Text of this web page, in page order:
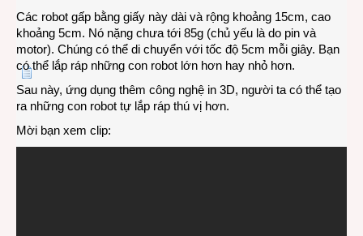
Các robot gấp bằng giấy này dài và rộng khoảng 15cm, cao
khoảng 5cm. Nó nặng chưa tới 85g (chủ yếu là do pin và
motor). Chúng có thể di chuyển với tốc độ 5cm mỗi giây. Bạn
có thể lắp ráp những con robot lớn hơn hay nhỏ hơn.
Sau này, ứng dụng thêm công nghệ in 3D, người ta có thể tạo
ra những con robot tự lắp ráp thú vị hơn.
Mời bạn xem clip: